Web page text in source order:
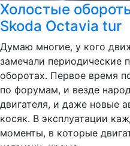
Холостые
Skoda Octavia tur
Думаю многие, у кого
замечали периодические
оборотах. Первое время
по форумам, и везде
двигателя, и даже новые
косяк. В эксплуатации
моменты, в которые